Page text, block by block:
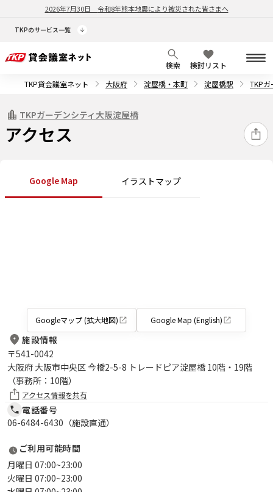
2026年7月30日 令和8年熊本地震により被災された皆さまへ
TKPのサービス一覧
検索
検討リスト
TKP貸会議室ネット
大阪府 淀屋橋・本町 淀屋橋駅 TKP
TKPガーデンシティ大阪淀屋橋
アクセス
Google Map イラストマップ
Googleマップ (拡大地図) Google Map (English)
施設情報
〒541-0042
大阪府 大阪市中央区 今橋2-5-8 トレードピア淀屋橋 10階・19階
（事務所：10階）
アクセス情報を共有
電話番号
06-6484-6430（施設直通）
ご利用可能時間
月曜日 07:00~23:00
火曜日 07:00~23:00